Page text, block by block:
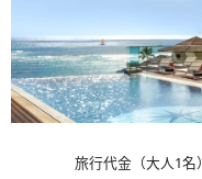
旅行代金（大人1名）